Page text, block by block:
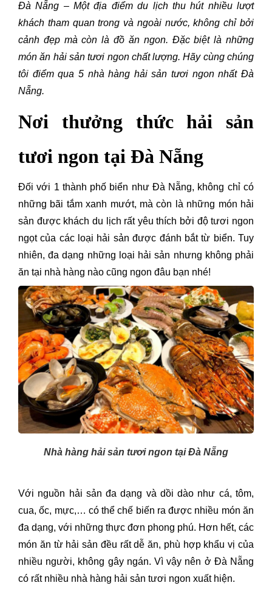
Đà Nẵng – Một địa điểm du lịch thu hút nhiều lượt
khách tham quan trong và ngoài nước, không chỉ bởi
cảnh đẹp mà còn là đồ ăn ngon. Đặc biệt là những
món ăn hải sản tươi ngon chất lượng. Hãy cùng chúng
tôi điểm qua 5 nhà hàng hải sản tươi ngon nhất Đà
Nẵng.
Nơi thưởng thức hải sản
tươi ngon tại Đà Nẵng
Đối với 1 thành phố biển như Đà Nẵng, không chỉ có
những bãi tắm xanh mướt, mà còn là những món hải
sản được khách du lịch rất yêu thích bởi độ tươi ngon
ngọt của các loại hải sản được đánh bắt từ biển. Tuy
nhiên, đa dạng những loại hải sản nhưng không phải
ăn tại nhà hàng nào cũng ngon đâu bạn nhé!
Nhà hàng hải sản tươi ngon tại Đà Nẵng
Với nguồn hải sản đa dạng và dồi dào như cá, tôm,
cua, ốc, mực,… có thể chế biến ra được nhiều món ăn
đa dạng, với những thực đơn phong phú. Hơn hết, các
món ăn từ hải sản đều rất dễ ăn, phù hợp khẩu vị của
nhiều người, không gây ngán. Vì vậy nên ở Đà Nẵng
có rất nhiều nhà hàng hải sản tươi ngon xuất hiện.